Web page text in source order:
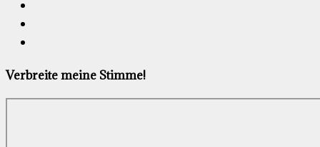
Verbreite meine Stimme!